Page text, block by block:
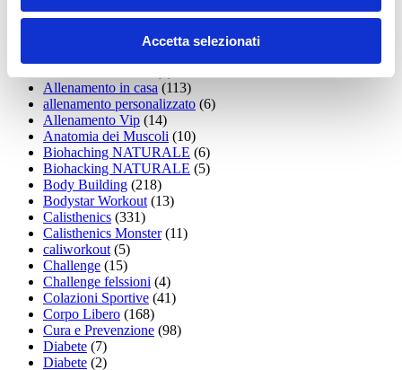
Accetta selezionati
Allenamento Donne(75)
Allenamento in casa (113)
allenamento personalizzato (6)
Allenamento Vip (14)
Anatomia dei Muscoli (10)
Biohaching NATURALE (6)
Biohacking NATURALE (5)
Body Building (218)
Bodystar Workout(13)
Calisthenics (331)
Calisthenics Monster(11)
caliworkout(5)
Challenge (15)
Challenge felssioni (4)
Colazioni Sportive (41)
Corpo Libero (168)
Cura e Prevenzione (98)
Diabete (7)
Diabete (2)